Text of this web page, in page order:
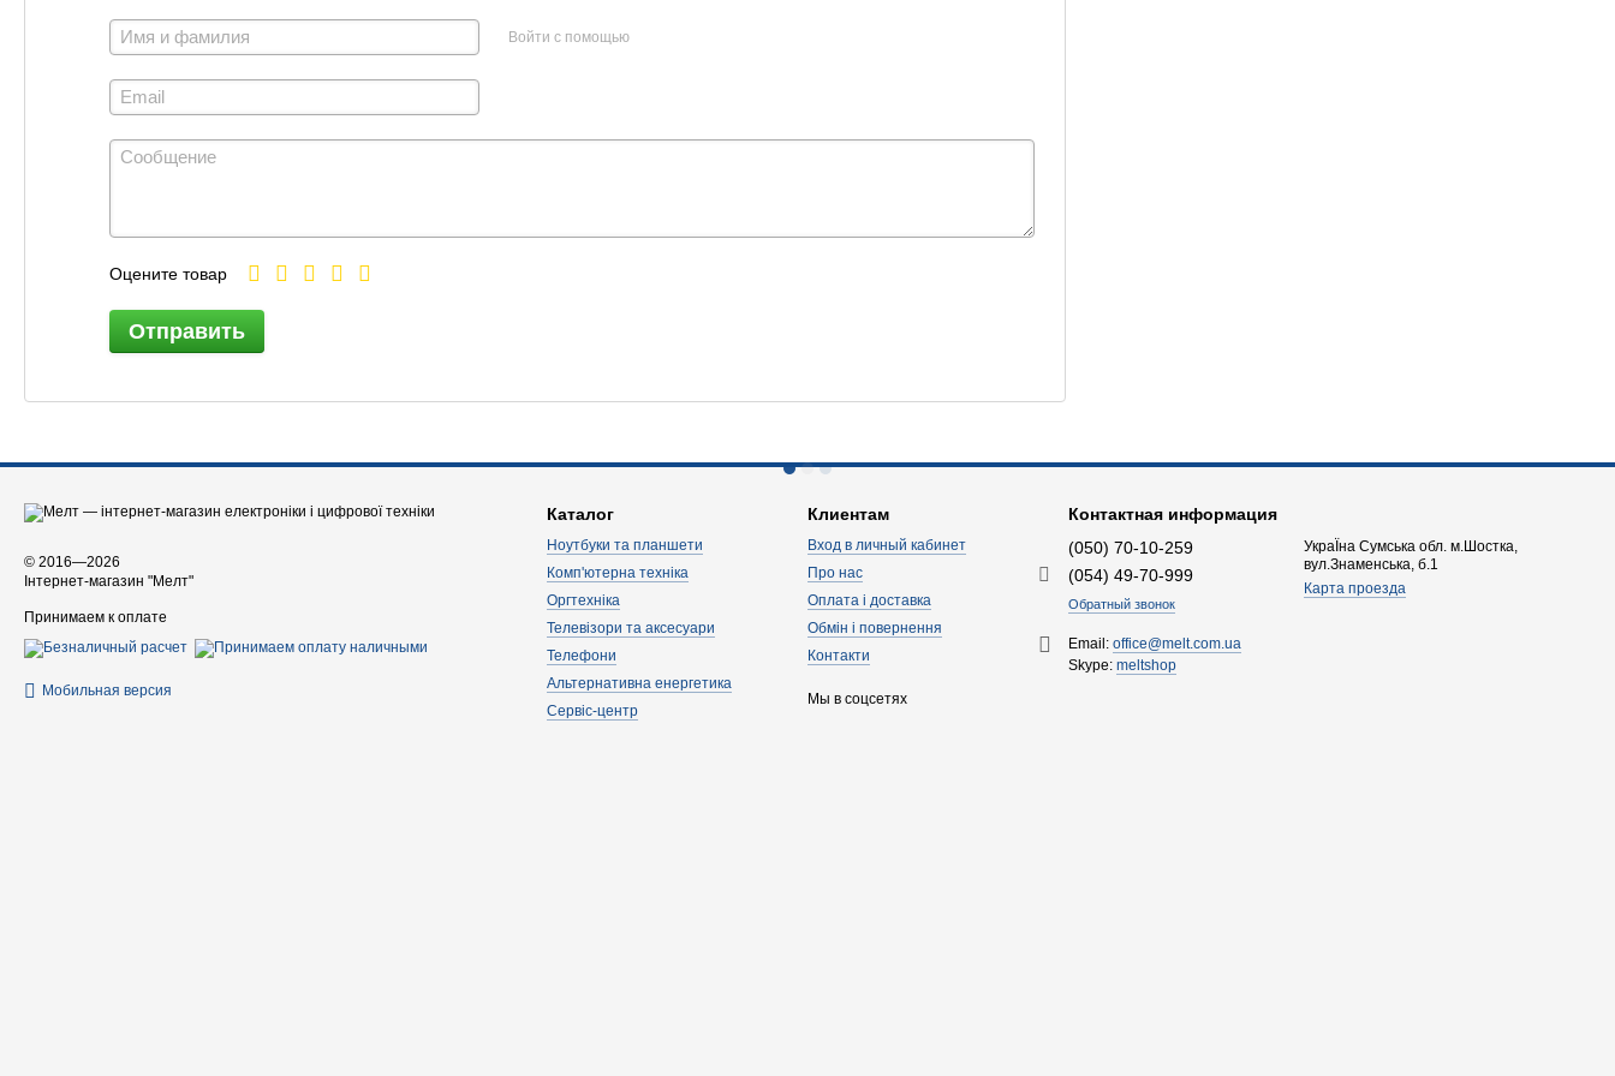
Войти с помощью
Оцените товар
Отправить
© 2016—2026
Інтернет-магазин "Мелт"
Принимаем к оплате
Мобильная версия
Каталог
Ноутбуки та планшети
Комп'ютерна техніка
Оргтехніка
Телевізори та аксесуари
Телефони
Альтернативна енергетика
Сервіс-центр
Клиентам
Вход в личный кабинет
Про нас
Оплата і доставка
Обмін і повернення
Контакти
Мы в соцсетях
Контактная информация
(050) 70-10-259
(054) 49-70-999
Обратный звонок
УкраЇна Сумська обл. м.Шостка,
вул.Знаменська, б.1
Карта проезда
Email:office@melt.com.ua
Skype:meltshop